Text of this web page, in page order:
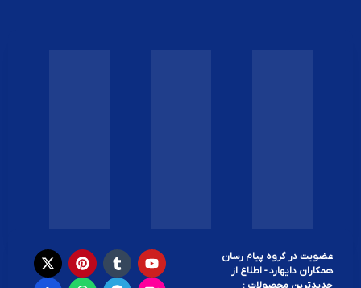
دستگاه
عضویت در گروه پیام رسان
همکاران دایهارد - اطلاع از